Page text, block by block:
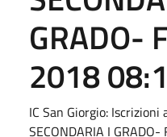
GRADO-
2018
IC San Giorgio: Iscrizioni
SECONDARIA I